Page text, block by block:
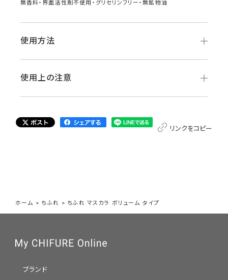
無香料・界面活性剤不使用・グリセリンフリー・無鉱物油
使用方法
使用上の注意
リンクをコピー
ホーム > ちふれ > ちふれ マスカラ ボリューム タイプ
ブランド